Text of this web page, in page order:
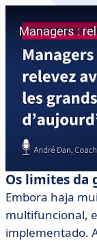
Os limites da
Embora haja
multifuncional,
implementado.